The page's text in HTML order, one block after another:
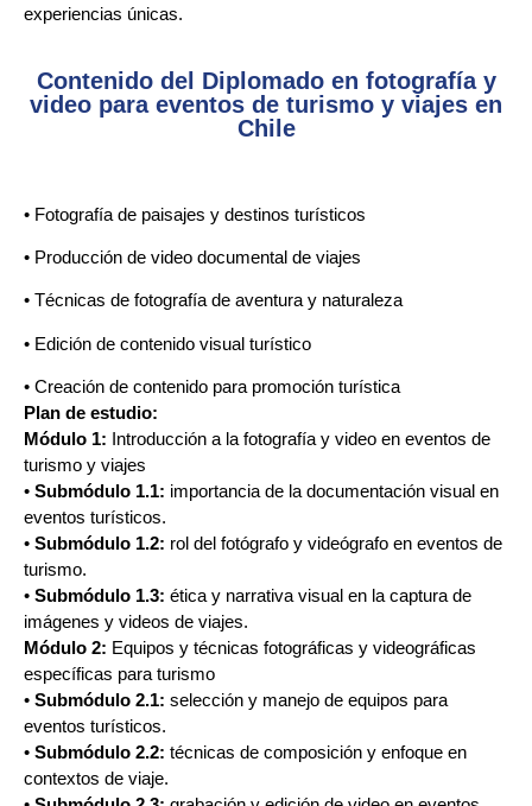
experiencias únicas.
Contenido del Diplomado en fotografía y
video para eventos de turismo y viajes en
Chile
• Fotografía de paisajes y destinos turísticos
• Producción de video documental de viajes
• Técnicas de fotografía de aventura y naturaleza
• Edición de contenido visual turístico
• Creación de contenido para promoción turística
Plan de estudio:
Módulo 1: Introducción a la fotografía y video en eventos de
turismo y viajes
• Submódulo 1.1: importancia de la documentación visual en
eventos turísticos.
• Submódulo 1.2: rol del fotógrafo y videógrafo en eventos de
turismo.
• Submódulo 1.3: ética y narrativa visual en la captura de
imágenes y videos de viajes.
Módulo 2: Equipos y técnicas fotográficas y videográficas
específicas para turismo
• Submódulo 2.1: selección y manejo de equipos para
eventos turísticos.
• Submódulo 2.2: técnicas de composición y enfoque en
contextos de viaje.